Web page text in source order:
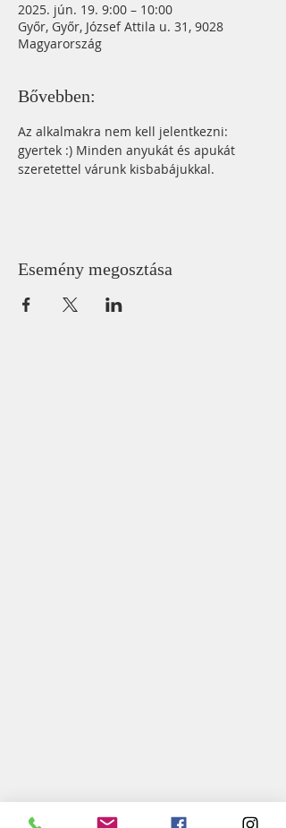
2025. jún. 19. 9:00 – 10:00
Győr, Győr, József Attila u. 31, 9028
Magyarország
Bővebben:
Az alkalmakra nem kell jelentkezni:
gyertek :) Minden anyukát és apukát
szeretettel várunk kisbabájukkal.
Esemény megosztása